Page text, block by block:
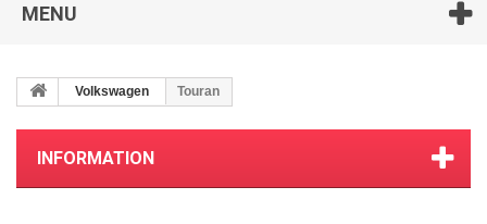
MENU
Volkswagen Touran
INFORMATION